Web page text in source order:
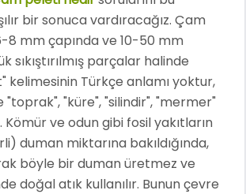
bir sonuca vardıracağız. Çam
8 mm çapında ve 10-50 mm
sıkıştırılmış parçalar halinde
kelimesinin Türkçe anlamı yoktur,
"küre", "silindir", "mermer"
ve odun gibi fosil yakıtların
duman miktarına bakıldığında,
böyle bir duman üretmez ve
doğal atık kullanılır. Bunun çevre